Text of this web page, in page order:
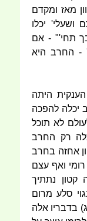
מאז ומקדם
יכלו
תחי'" - אם
- החרב היא
היתה
יכלה להפכה
לא תוכל
רק החרב
אחזה בחרב
ואף עצם
נתתיך
סלע מרום
בדבריו אלה